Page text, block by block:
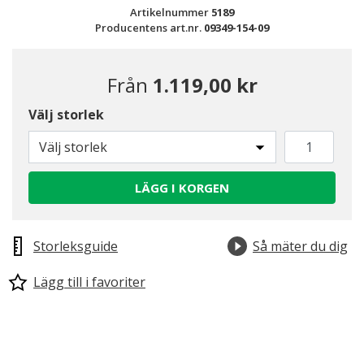
Artikelnummer 5189
Producentens art.nr. 09349-154-09
Från 1.119,00 kr
Välj storlek
Välj storlek
LÄGG I KORGEN
Storleksguide
Så mäter du dig
Lägg till i favoriter